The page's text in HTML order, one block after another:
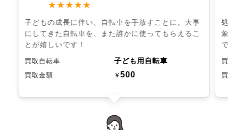
★★★★★
子どもの成長に伴い、自転車を手放すことに。大事
にしてきた自転車を、また誰かに使ってもらえるこ
とが嬉しいです！
買取自転車 子ども用自転車
買取金額 ￥500